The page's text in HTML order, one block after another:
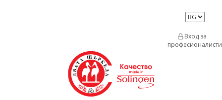
Вход за
професионалисти